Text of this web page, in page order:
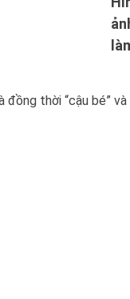
thời “cậu bé” và